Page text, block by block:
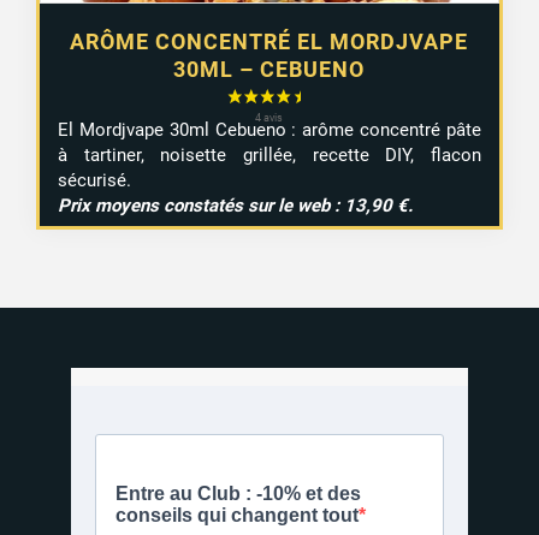
ARÔME CONCENTRÉ EL MORDJVAPE
30ML – CEBUENO
El Mordjvape 30ml Cebueno :arôme concentré pâte
à tartiner, noisette grillée, recette DIY, flacon
sécurisé.
Prix moyens constatés surle web : 13,90 €.